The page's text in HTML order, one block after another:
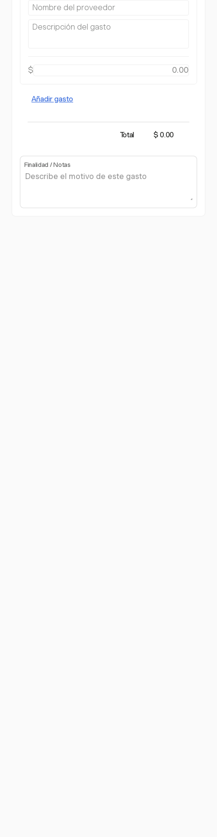
$
Añadir gasto
Total $ 0.00
Finalidad / Notas